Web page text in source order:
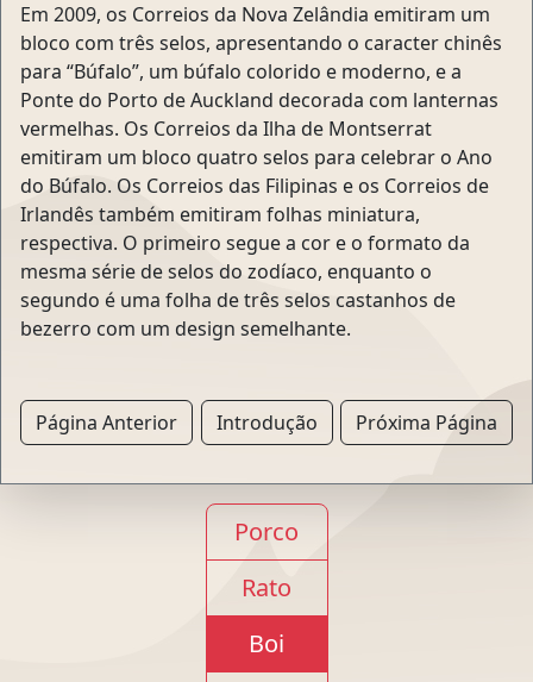
Em 2009, os Correios da Nova Zelândia emitiram um
bloco com três selos, apresentando o caracter chinês
para “Búfalo”, um búfalo colorido e moderno, e a
Ponte do Porto de Auckland decorada com lanternas
vermelhas. Os Correios da Ilha de Montserrat
emitiram um bloco quatro selos para celebrar o Ano
do Búfalo. Os Correios das Filipinas e os Correios de
Irlandês também emitiram folhas miniatura,
respectiva. O primeiro segue a cor e o formato da
mesma série de selos do zodíaco, enquanto o
segundo é uma folha de três selos castanhos de
bezerro com um design semelhante.
Página Anterior Introdução Próxima Página
Porco
Rato
Boi